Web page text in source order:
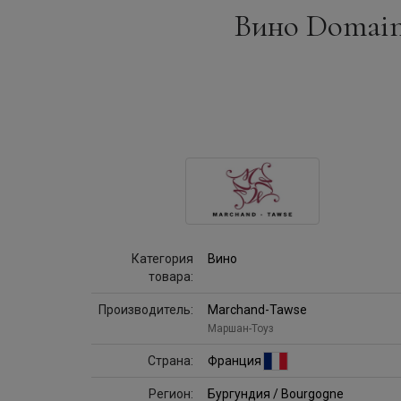
Вино
Категория
товара:
Вино
Производитель: Marchand-Tawse
Маршан-Тоуз
Страна: Франция
Регион: Бургундия / Bourgogne